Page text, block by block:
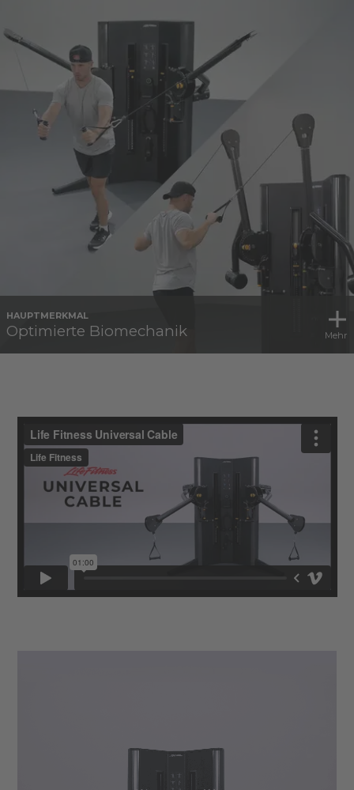
HAUPTMERKMAL
Optimierte Biomechanik Mehr